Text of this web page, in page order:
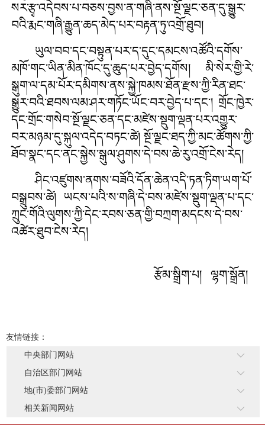
སར་རྩྭ་འདེབས་པ་བཅས་བྱས་ན་གཞི་ནས་སྔོ་ལྗང་ཅན་དུ་སྒྱུར་
བའི་རྨང་གཞི་རྒྱུན་ཆད་མེད་པར་བརྟན་ཏུ་འགྲོ་ཐུབ།
ཡུལ་བབ་དང་བསྟུན་པར་ད་དུང་དམངས་འཚོའི་དགོས་
མཁོ་གང་ཡིན་མིན་ཁོང་དུ་ཆུད་པར་བྱེད་དགོས། མི་སེར་གྱི་རེ་
སྒུག་ལ་དམ་པོར་དམིགས་ནས་སྐྱེ་ཁམས་ཐོན་རྫས་ཀྱི་རིན་ཐང་
སྒྱུར་བའི་ཐབས་ལམ་ཤར་གཏོང་ཡོང་བར་བྱེད་པ་དང་། གྲོང་ཁྱེར་
དང་གྲོང་གསེབ་སྔོ་ལྗང་ཅན་དང་མཛེས་སྡུག་ལྡན་པར་འགྱུར་
བར་མཉམ་དུ་སྐུལ་འདེད་བཏང་ཚེ། སྔོ་ལྗང་ཐད་ཀྱི་མང་ཚོགས་ཀྱི་
ཐོབ་སྣང་དང་ནང་སྐྱེས་སྒུལ་ཤུགས་དེ་བས་ཆེ་རུ་འགྲོ་ངེས་རེད།
ཤིང་འཛུགས་ནགས་བཟོའི་དོན་ཆེན་འདི་ཏན་ཏིག་ཡག་པོ་
བསྒྲུབས་ཚེ། ཡངས་པའི་ས་གཞི་དེ་བས་མཛེས་སྡུག་ལྡན་པ་དང་
ཀྲུང་གོའི་ལུགས་ཀྱི་དེང་རབས་ཅན་གྱི་བཀྲག་མདངས་དེ་བས་
འཚེར་ཐུབ་ངེས་རེད།
རྩོམ་སྒྲིག་པ། ལྷག་སྒྲོན།
友情链接：
中央部门网站
自治区部门网站
地(市)委部门网站
相关新闻网站